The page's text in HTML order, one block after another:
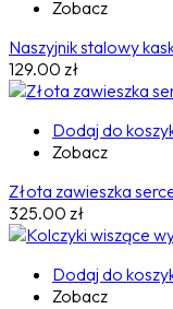
Zobacz
Naszyjnik stalowy
129.00 zł
Dodaj do
Zobacz
Złota zawieszka
325.00 zł
Dodaj do
Zobacz